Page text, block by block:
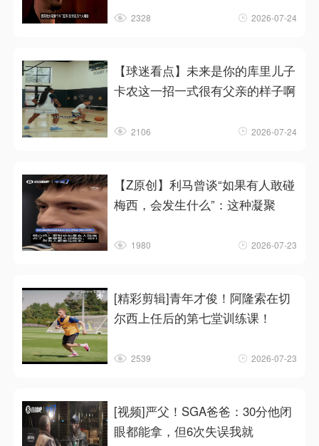
2328 2026-07-24
【球迷看点】未来是你的库里儿子
卡农这一招一式很有父亲的样子啊
2106 2026-07-24
【Z原创】利马曾谈“如果有人敢碰
梅西，会发生什么”：这种凝聚
1980 2026-07-23
[精彩剪辑]青年才俊！阿隆索在切
尔西上任后的第七堂训练课！
2539 2026-07-23
[视频]严父！SGA爸爸：30分他闭
眼都能拿，但6次失误我就